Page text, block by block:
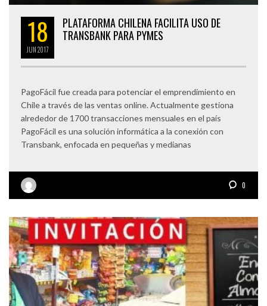
18
JUN2017
PLATAFORMA CHILENA FACILITA USO DE
TRANSBANK PARA PYMES
PagoFácil fue creada para potenciar el emprendimiento en
Chile a través de las ventas online. Actualmente gestiona
alrededor de 1700 transacciones mensuales en el país
PagoFácil es una solución informática a la conexión con
Transbank, enfocada en pequeñas y medianas
0